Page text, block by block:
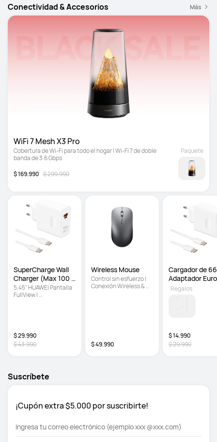
Conectividad & Accesorios Más
WiFi 7 Mesh X3 Pro
Cobertura de Wi-Fi para todo el hogar | Wi-Fi 7 de doble
banda de 3.6 Gbps
$ 169.990 $ 299.990
Paquete
SuperCharge Wall
Charger (Max 100
W
5,45" HUAWEI Pantalla
FullView |
$ 29.990
$ 43.990
Control sin esfuerzo |
Conexión Wireless &
$ 49.990
Cargador de
Adaptador
$ 14.990
$ 29.990
Regalos
Suscríbete
¡Cupón extra $5.000 por suscribirte!
Ingresa tu correo electrónico (ejemplo xxx @xxx.com)